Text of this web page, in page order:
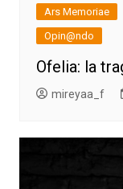
Ars Memoriae
Opin@ndo
Ofelia: la
mireyaa_f